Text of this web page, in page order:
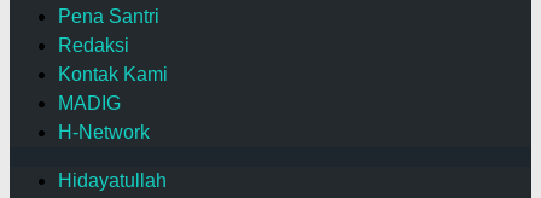
Pena Santri
Redaksi
Kontak Kami
MADIG
H-Network
Hidayatullah